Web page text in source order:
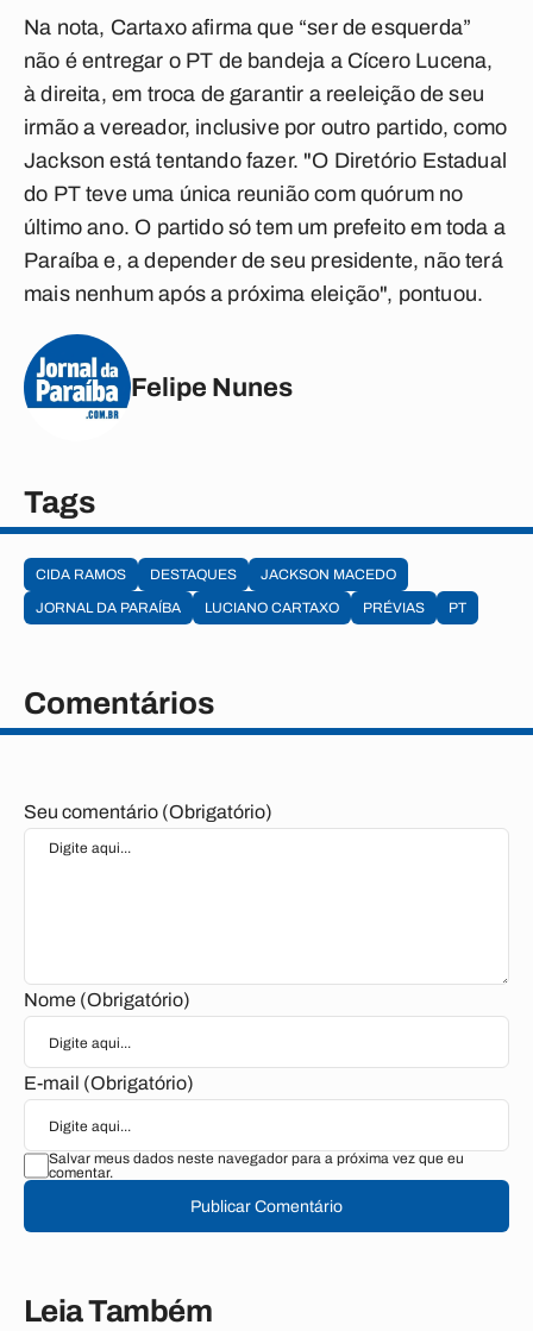
Na nota, Cartaxo afirma que “ser de esquerda”
não é entregar o PT de bandeja a Cícero Lucena,
à direita, em troca de garantir a reeleição de seu
irmão a vereador, inclusive por outro partido, como
Jackson está tentando fazer. "O Diretório Estadual
do PT teve uma única reunião com quórum no
último ano. O partido só tem um prefeito em toda a
Paraíba e, a depender de seu presidente, não terá
mais nenhum após a próxima eleição", pontuou.
Felipe Nunes
Tags
CIDA RAMOS DESTAQUES
JACKSON MACEDO
JORNAL DA PARAÍBA
LUCIANO CARTAXO PRÉVIAS PT
Comentários
Seu comentário (Obrigatório)
Nome (Obrigatório)
E-mail (Obrigatório)
Salvar meus dados neste navegador para a próxima vez que eu
comentar.
Publicar Comentário
Leia Também